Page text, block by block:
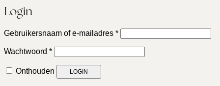
Login
Gebruikersnaam of e-mailadres *Vereist
Wachtwoord *Vereist
Onthouden LOGIN